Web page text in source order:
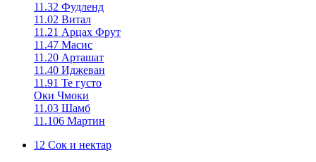
11.32 Фудленд
11.02 Витал
11.21 Арцах Фрут
11.47 Масис
11.20 Арташат
11.40 Иджеван
11.91 Те густо
Оки Чмоки
11.03 Шамб
11.106 Мартин
12 Сок и нектар